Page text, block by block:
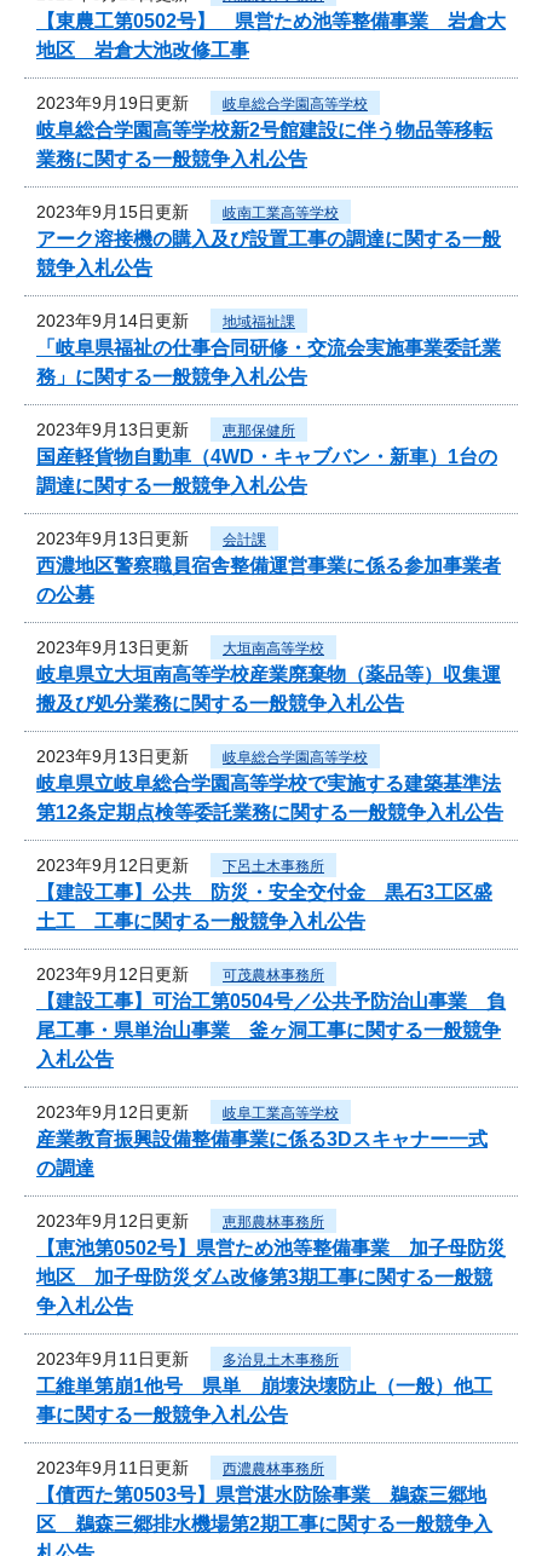
【東農工第0502号】 県営ため池等整備事業 岩倉大
地区 岩倉大池改修工事
2023年9月19日更新 岐阜総合学園高等学校
岐阜総合学園高等学校新2号館建設に伴う物品等移転
業務に関する一般競争入札公告
2023年9月15日更新 岐南工業高等学校
アーク溶接機の購入及び設置工事の調達に関する一般
競争入札公告
2023年9月14日更新 地域福祉課
「岐阜県福祉の仕事合同研修・交流会実施事業委託業
務」に関する一般競争入札公告
2023年9月13日更新 恵那保健所
国産軽貨物自動車（4WD・キャブバン・新車）1台の
調達に関する一般競争入札公告
2023年9月13日更新 会計課
西濃地区警察職員宿舎整備運営事業に係る参加事業者
の公募
2023年9月13日更新 大垣南高等学校
岐阜県立大垣南高等学校産業廃棄物（薬品等）収集運
搬及び処分業務に関する一般競争入札公告
2023年9月13日更新 岐阜総合学園高等学校
岐阜県立岐阜総合学園高等学校で実施する建築基準法
第12条定期点検等委託業務に関する一般競争入札公告
2023年9月12日更新 下呂土木事務所
【建設工事】公共 防災・安全交付金 黒石3工区盛
土工 工事に関する一般競争入札公告
2023年9月12日更新 可茂農林事務所
【建設工事】可治工第0504号／公共予防治山事業 負
尾工事・県単治山事業 釜ヶ洞工事に関する一般競争
入札公告
2023年9月12日更新 岐阜工業高等学校
産業教育振興設備整備事業に係る3Dスキャナー一式
の調達
2023年9月12日更新 恵那農林事務所
【恵池第0502号】県営ため池等整備事業 加子母防災
地区 加子母防災ダム改修第3期工事に関する一般競
争入札公告
2023年9月11日更新 多治見土木事務所
工維単第崩1他号 県単 崩壊決壊防止（一般）他工
事に関する一般競争入札公告
2023年9月11日更新 西濃農林事務所
【債西た第0503号】県営湛水防除事業 鵜森三郷地
区 鵜森三郷排水機場第2期工事に関する一般競争入